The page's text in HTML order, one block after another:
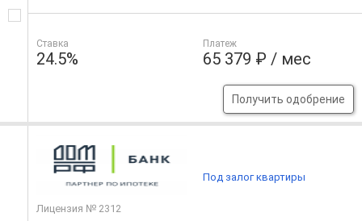
Ставка
24.5%
Платеж
65 379 ₽ / мес
Получить одобрение
Лицензия № 2312
Под залог квартиры